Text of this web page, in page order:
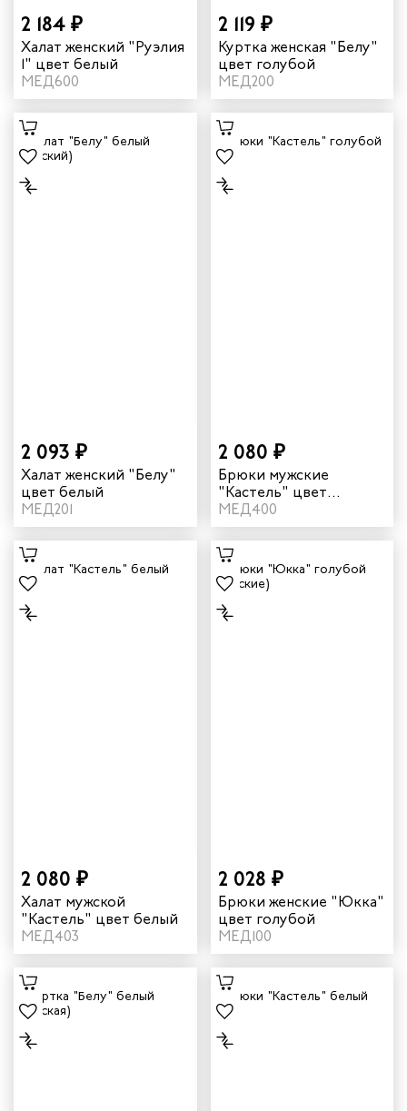
2 184 ₽
Халат женский "Руэлия
1" цвет белый
МЕД600
2 119 ₽
Куртка женская "Белу"
цвет голубой
МЕД200
2 093 ₽
Халат женский "Белу"
цвет белый
МЕД201
2 080 ₽
Брюки мужские
"Кастель" цвет
голубой
МЕД400
2 080 ₽
Халат мужской
"Кастель" цвет белый
МЕД403
2 028 ₽
Брюки женские "Юкка"
цвет голубой
МЕД100